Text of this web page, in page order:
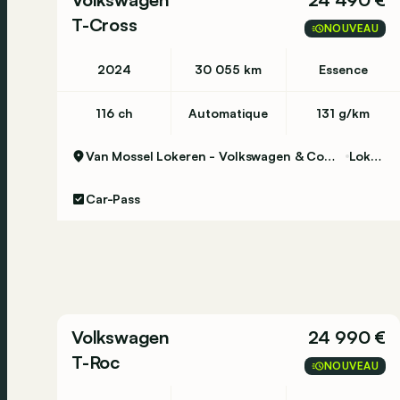
T-Cross
NOUVEAU
2024 30 055 km Essence
116 ch Automatique 131 g/km
Van Mossel Lokeren - Volkswagen & Commercial Vehicles Lokeren
Car-Pass
Volkswagen
T-Roc
24 990 €
NOUVEAU